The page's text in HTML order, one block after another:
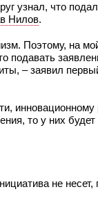
узнал, что
Нилов.
Поэтому, на
подавать
– заявил
то у них
не